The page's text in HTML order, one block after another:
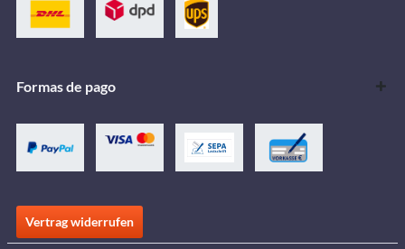
Formas de pago
Vertrag widerrufen